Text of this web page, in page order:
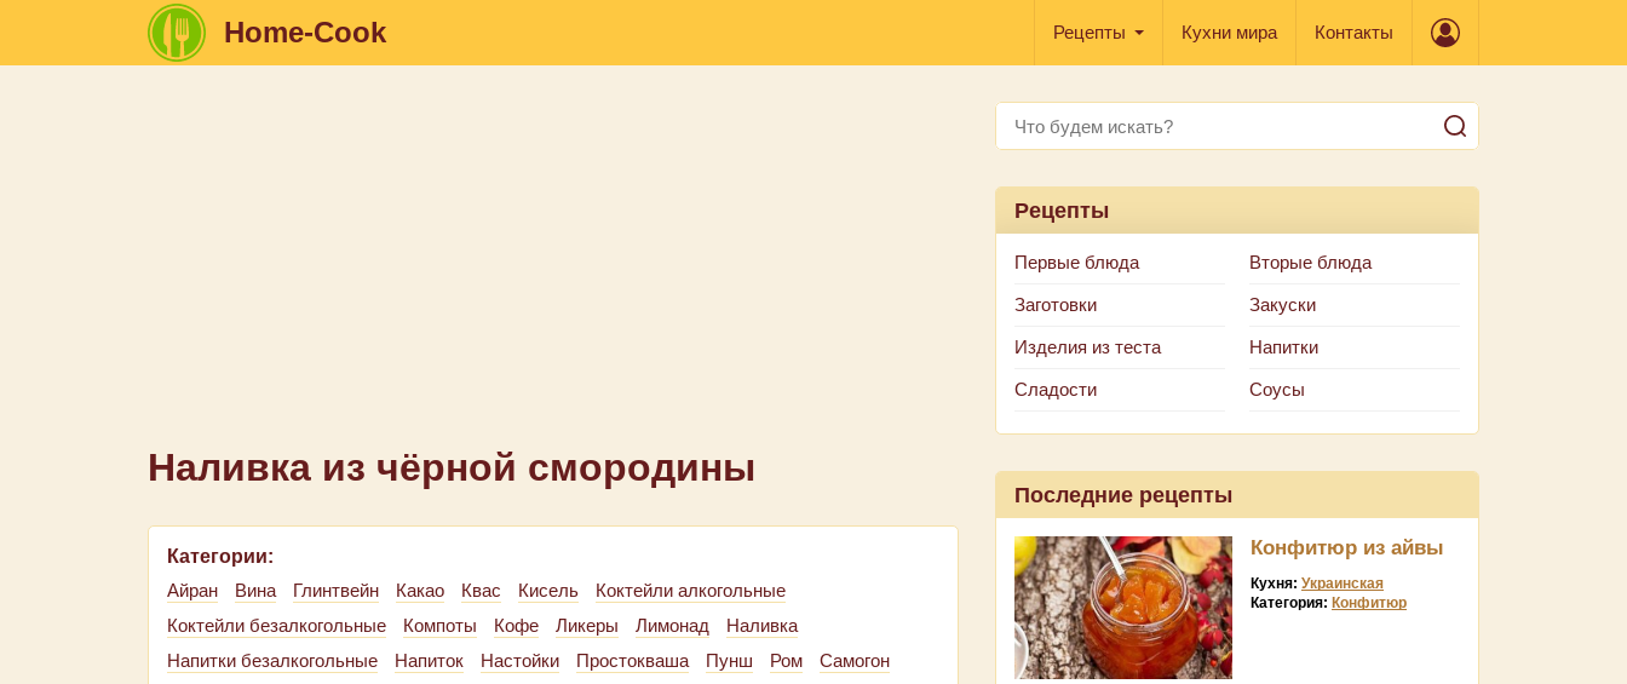
Home-Cook Рецепты Кухни мира Контакты
Наливка из чёрной смородины
Категории:
Айран
Вина Глинтвейн Какао Квас Кисель
Коктейли алкогольные
Коктейли безалкогольные
Компоты Кофе Ликеры Лимонад
Наливка
Напитки безалкогольные
Напиток Настойки Простокваша Пунш Ром
Самогон
Рецепты
Первые блюда Вторые блюда
Заготовки Закуски
Изделия из теста Напитки
Сладости Соусы
Последние рецепты
Конфитюр из айвы
Кухня: Украинская
Категория: Конфитюр